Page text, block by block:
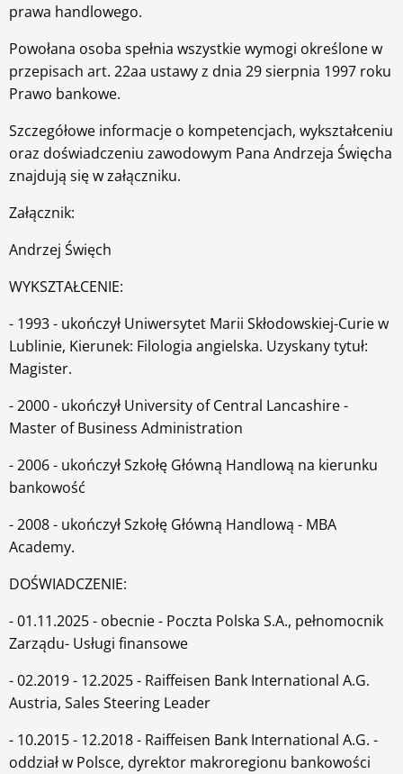
prawa handlowego.
Powołana osoba spełnia wszystkie wymogi określone w
przepisach art. 22aa ustawy z dnia 29 sierpnia 1997 roku
Prawo bankowe.
Szczegółowe informacje o kompetencjach, wykształceniu
oraz doświadczeniu zawodowym Pana Andrzeja Święcha
znajdują się w załączniku.
Załącznik:
Andrzej Święch
WYKSZTAŁCENIE:
- 1993 - ukończył Uniwersytet Marii Skłodowskiej-Curie w
Lublinie, Kierunek: Filologia angielska. Uzyskany tytuł:
Magister.
- 2000 - ukończył University of Central Lancashire -
Master of Business Administration
- 2006 - ukończył Szkołę Główną Handlową na kierunku
bankowość
- 2008 - ukończył Szkołę Główną Handlową - MBA
Academy.
DOŚWIADCZENIE:
- 01.11.2025 - obecnie - Poczta Polska S.A., pełnomocnik
Zarządu- Usługi finansowe
- 02.2019 - 12.2025 - Raiffeisen Bank International A.G.
Austria, Sales Steering Leader
- 10.2015 - 12.2018 - Raiffeisen Bank International A.G. -
oddział w Polsce, dyrektor makroregionu bankowości